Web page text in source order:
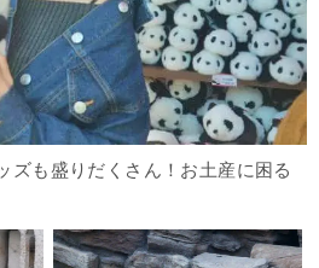
ズも盛りだくさん！お土産に困る